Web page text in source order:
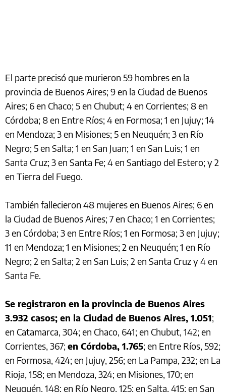
El parte precisó que murieron 59 hombres en la
provincia de Buenos Aires; 9 en la Ciudad de Buenos
Aires; 6 en Chaco; 5 en Chubut; 4 en Corrientes; 8 en
Córdoba; 8 en Entre Ríos; 4 en Formosa; 1 en Jujuy; 14
en Mendoza; 3 en Misiones; 5 en Neuquén; 3 en Río
Negro; 5 en Salta; 1 en San Juan; 1 en San Luis; 1 en
Santa Cruz; 3 en Santa Fe; 4 en Santiago del Estero; y 2
en Tierra del Fuego.
También fallecieron 48 mujeres en Buenos Aires; 6 en
la Ciudad de Buenos Aires; 7 en Chaco; 1 en Corrientes;
3 en Córdoba; 3 en Entre Ríos; 1 en Formosa; 3 en Jujuy;
11 en Mendoza; 1 en Misiones; 2 en Neuquén; 1 en Río
Negro; 2 en Salta; 2 en San Luis; 2 en Santa Cruz y 4 en
Santa Fe.
Se registraron en la provincia de Buenos Aires
3.932 casos; en la Ciudad de Buenos Aires, 1.051;
en Catamarca, 304; en Chaco, 641; en Chubut, 142; en
Corrientes, 367; en Córdoba, 1.765; en Entre Ríos, 592;
en Formosa, 424; en Jujuy, 256; en La Pampa, 232; en La
Rioja, 158; en Mendoza, 324; en Misiones, 170; en
Neuquén, 148; en Río Negro, 125; en Salta, 415; en San